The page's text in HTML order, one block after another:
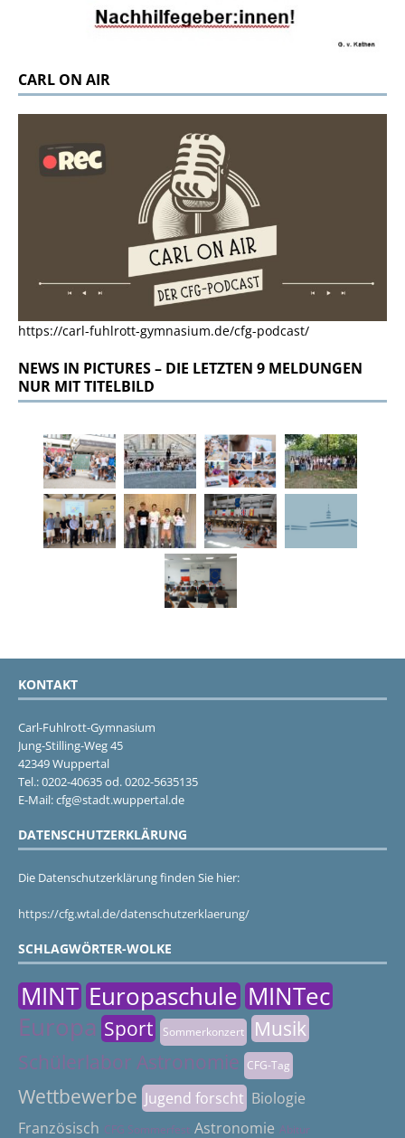
CARL ON AIR
https://carl-fuhlrott-gymnasium.de/cfg-podcast/
NEWS IN PICTURES – DIE LETZTEN 9 MELDUNGEN
NUR MIT TITELBILD
KONTAKT
Carl-Fuhlrott-Gymnasium
Jung-Stilling-Weg 45
42349 Wuppertal
Tel.: 0202-40635 od. 0202-5635135
E-Mail: cfg@stadt.wuppertal.de
DATENSCHUTZERKLÄRUNG
Die Datenschutzerklärung finden Sie hier:
https://cfg.wtal.de/datenschutzerklaerung/
SCHLAGWÖRTER-WOLKE
MINT Europaschule MINTec
Europa Sport Sommerkonzert
Musik
Schülerlabor Astronomie CFG-Tag
Wettbewerbe Jugend forscht Biologie
Französisch CFG Sommerfest Astronomie Abitur